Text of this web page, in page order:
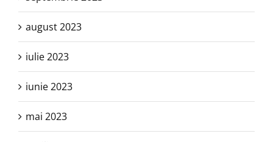
august 2023
iulie 2023
iunie 2023
mai 2023